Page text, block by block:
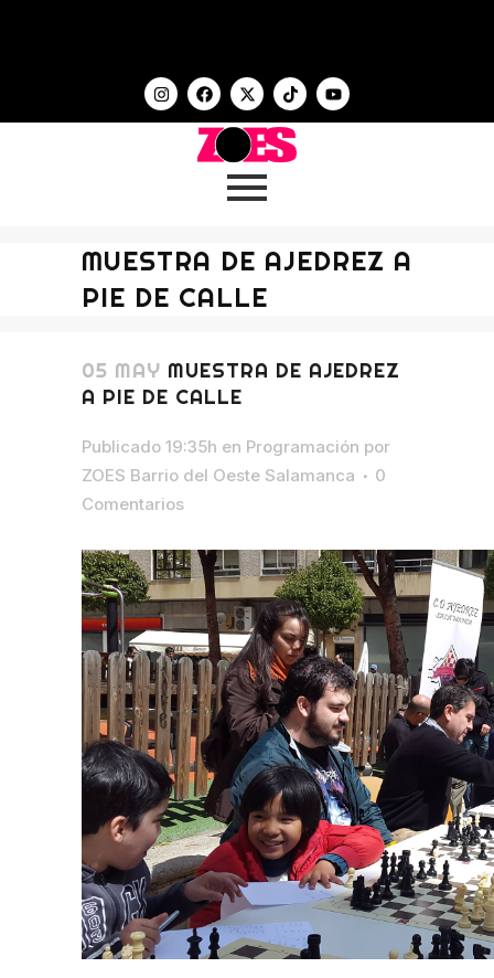
MUESTRA DE AJEDREZ A
PIE DE CALLE
05 MAY MUESTRA DE AJEDREZ
A PIE DE CALLE
Publicado 19:35h en Programación por
ZOES Barrio del Oeste Salamanca
0
Comentarios